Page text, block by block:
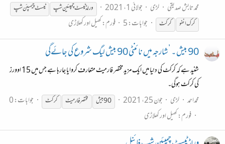
محمد تابش صدیقی
لڑی جولائی 1، 2021 ورلڈ ٹیسٹ چمپئین شپ
ٹیسٹ چیمپئن شپ
کرک انفو
کرکٹ جوابات: 5 فورم:کھیل اور کھلاڑی
90 بیش ۔ ’شارجہ میں نائنٹی 90 بیش لیگ شروع کی جائےگی
شنید ہے کہ کرکٹ کی دنیا میں ایک مزید مختصر فارمیٹ متعارف کروایا جارہا ہے جس میں 15 اوورز
کی کرکٹ ہوگی۔
محمداحمد لڑی جون 25، 2021 90 بیش مختصر فارمیٹ کرکٹ
جوابات: 0
فورم:کھیل اور کھلاڑی